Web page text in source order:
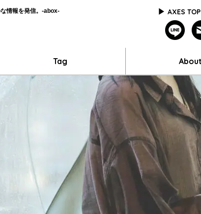
情報を発信。-abox- AXES TOP
line
Tag About